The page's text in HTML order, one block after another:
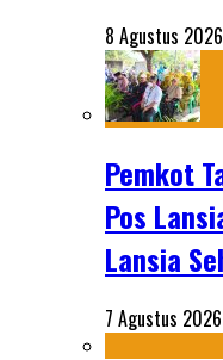
8 Agustus 2026
Pemkot
Pos
Lansia
7 Agustus 2026